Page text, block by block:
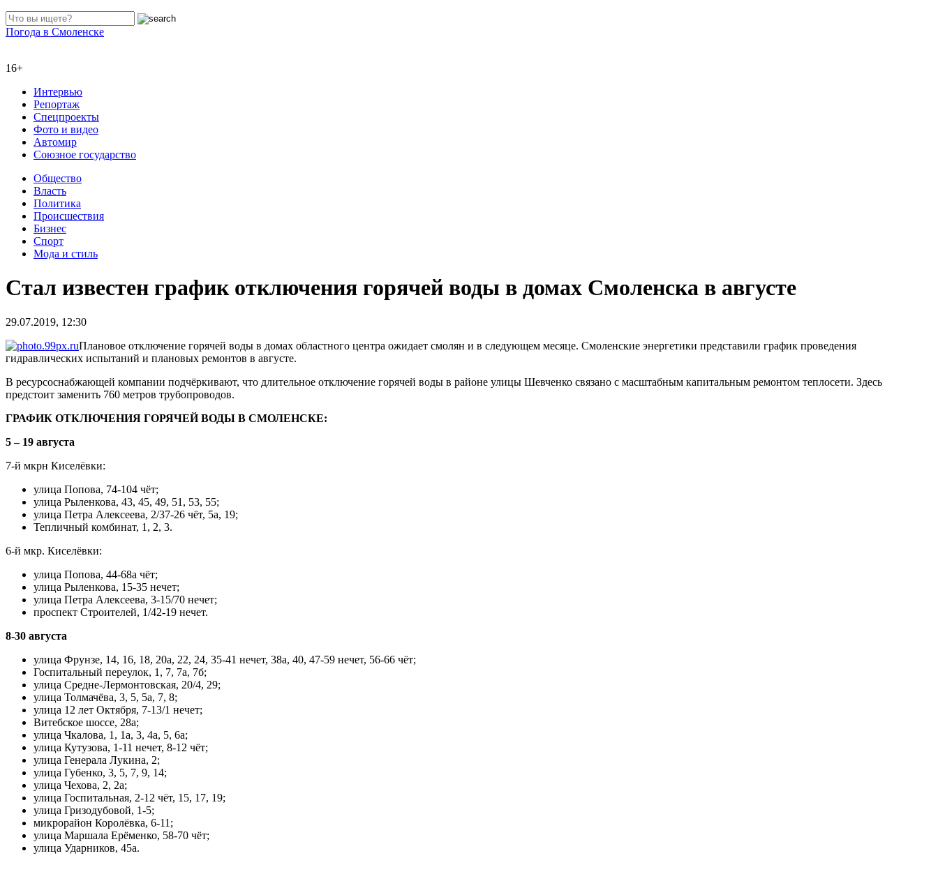
Погода в Смоленске
16+
Интервью
Репортаж
Спецпроекты
Фото и видео
Автомир
Союзное государство
Общество
Власть
Политика
Происшествия
Бизнес
Спорт
Мода и стиль
Стал известен график отключения горячей воды в домах Смоленска в августе
29.07.2019, 12:30
Плановое отключение горячей воды в домах областного центра ожидает смолян и в следующем месяце. Смоленские энергетики представили график проведения
гидравлических испытаний и плановых ремонтов в августе.
В ресурсоснабжающей компании подчёркивают, что длительное отключение горячей воды в районе улицы Шевченко связано с масштабным капитальным ремонтом теплосети. Здесь
предстоит заменить 760 метров трубопроводов.
ГРАФИК ОТКЛЮЧЕНИЯ ГОРЯЧЕЙ ВОДЫ В СМОЛЕНСКЕ:
5 – 19 августа
7-й мкрн Киселёвки:
улица Попова, 74-104 чёт;
улица Рыленкова, 43, 45, 49, 51, 53, 55;
улица Петра Алексеева, 2/37-26 чёт, 5а, 19;
Тепличный комбинат, 1, 2, 3.
6-й мкр. Киселёвки:
улица Попова, 44-68а чёт;
улица Рыленкова, 15-35 нечет;
улица Петра Алексеева, 3-15/70 нечет;
проспект Строителей, 1/42-19 нечет.
8-30 августа
улица Фрунзе, 14, 16, 18, 20а, 22, 24, 35-41 нечет, 38а, 40, 47-59 нечет, 56-66 чёт;
Госпитальный переулок, 1, 7, 7а, 7б;
улица Средне-Лермонтовская, 20/4, 29;
улица Толмачёва, 3, 5, 5а, 7, 8;
улица 12 лет Октября, 7-13/1 нечет;
Витебское шоссе, 28а;
улица Чкалова, 1, 1а, 3, 4а, 5, 6а;
улица Кутузова, 1-11 нечет, 8-12 чёт;
улица Генерала Лукина, 2;
улица Губенко, 3, 5, 7, 9, 14;
улица Чехова, 2, 2а;
улица Госпитальная, 2-12 чёт, 15, 17, 19;
улица Гризодубовой, 1-5;
микрорайон Королёвка, 6-11;
улица Маршала Ерёменко, 58-70 чёт;
улица Ударников, 45а.